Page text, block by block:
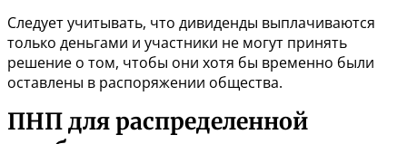
Следует учитывать, что дивиденды выплачиваются
только деньгами и участники не могут принять
решение о том, чтобы они хотя бы временно были
оставлены в распоряжении общества.
ПНП для распределенной